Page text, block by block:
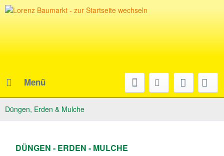
Menü
Düngen, Erden & Mulche
DÜNGEN - ERDEN - MULCHE